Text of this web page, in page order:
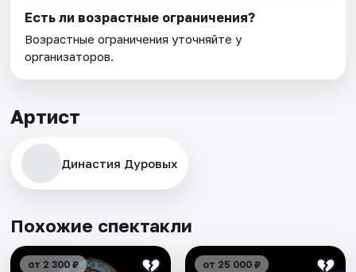
Есть ли возрастные ограничения?
Возрастные ограничения уточняйте у
организаторов.
Артист
Династия Дуровых
Похожие спектакли
от 2 300 ₽ от 25 000 ₽